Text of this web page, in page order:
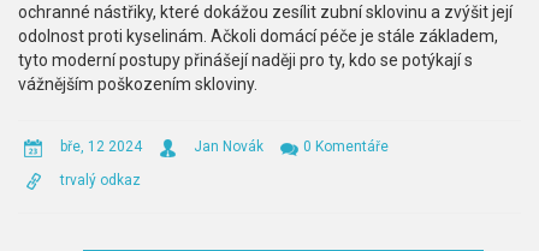
ochranné nástřiky, které dokážou zesílit zubní sklovinu a zvýšit její
odolnost proti kyselinám. Ačkoli domácí péče je stále základem,
tyto moderní postupy přinášejí naději pro ty, kdo se potýkají s
vážnějším poškozením skloviny.
bře, 12 2024 Jan Novák
0 Komentáře
trvalý odkaz